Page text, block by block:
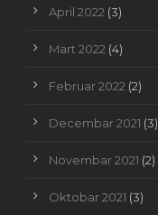
April 2022 (3)
Mart 2022 (4)
Februar 2022 (2)
Decembar 2021 (3)
Novembar 2021 (2)
Oktobar 2021 (3)